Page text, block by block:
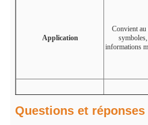
Application
Convient au
informations
Découpe
Questions et réponses